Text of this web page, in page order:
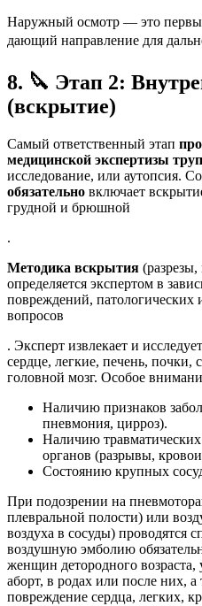
Наружный осмотр — это
дающий направление для
8. 🔪 Этап 2:
(вскрытие)
Самый ответственный этап
медицинской экспертизы
исследование, или аутопсия.
обязательно включает
грудной и брюшной
.
Методика вскрытия (разрезы,
определяется экспертом в
повреждений, патологических
вопросов
. Эксперт извлекает и
сердце, легкие, печень, почки,
головной мозг. Особое
Наличию признаков
пневмония, цирроз).
Наличию
органов (разрывы,
Состоянию крупных
При подозрении на
плевральной полости) или
воздуха в сосуды) проводятся
воздушную эмболию
женщин детородного
аборт, в родах или после них,
повреждение сердца, легких,